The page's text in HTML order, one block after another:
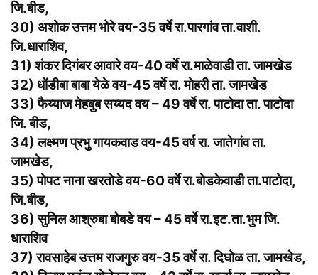
जि.बीड,
30) अशोक उत्तम भोरे वय-35 वर्षे रा.पारगांव ता.वाशी.
जि.धाराशिव,
31) शंकर दिगंबर आवारे वय-40 वर्षे रा.माळेवाडी ता. जामखेड
32) धोंडीबा बाबा येळे वय-45 वर्षे रा. मोहरी ता. जामखेड
33) फैय्याज मेहबुब सय्यद वय – 49 वर्षे रा. पाटोदा ता. पाटोदा
जि. बीड,
34) लक्ष्मण प्रभु गायकवाड वय-45 वर्ष रा. जातेगांव ता.
जामखेड,
35) पोपट नाना खरतोडे वय-60 वर्षे रा.बोडकेवाडी ता.पाटोदा,
जि.बीड,
36) सुनिल आश्रुबा बोबडे वय – 45 वर्षे रा.इट.ता.भुम जि.
धाराशिव
37) रावसाहेब उत्तम राजगुरु वय-35 वर्षे रा. दिघोळ ता. जामखेड,